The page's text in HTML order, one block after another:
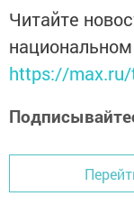
Читайте
https://